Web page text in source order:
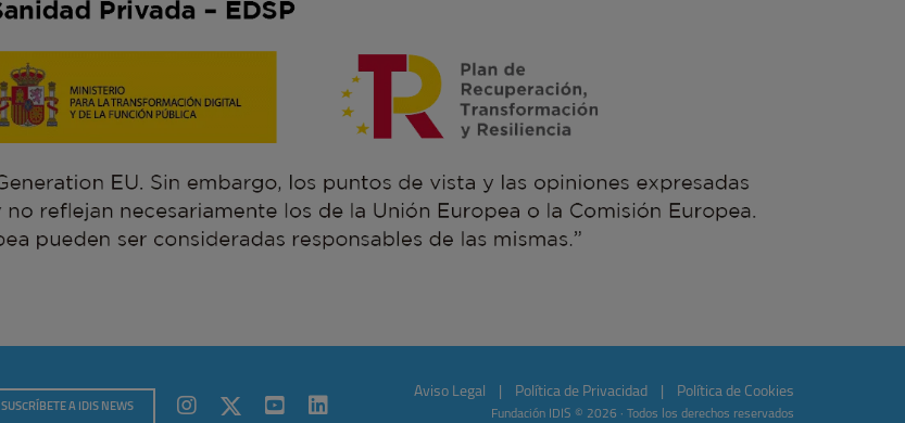
SUSCRÍBETE A IDIS NEWS
Aviso Legal Política de Privacidad Política de Cookies
Fundación IDIS © 2026 · Todos los derechos reservados